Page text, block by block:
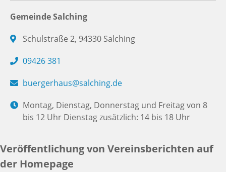
Gemeinde Salching
Schulstraße 2, 94330 Salching
09426 381
buergerhaus@salching.de
Montag, Dienstag, Donnerstag und Freitag von 8
bis 12 Uhr Dienstag zusätzlich: 14 bis 18 Uhr
Veröffentlichung von Vereinsberichten auf
der Homepage